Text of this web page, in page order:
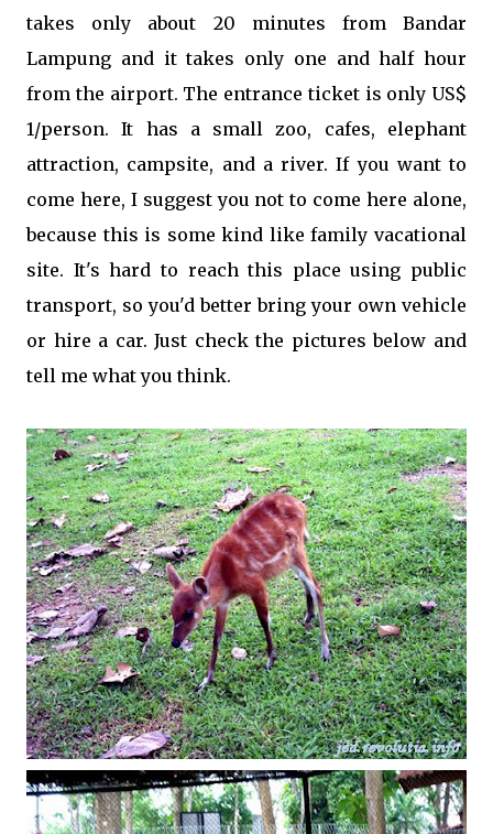
takes only about 20 minutes from Bandar
Lampung and it takes only one and half hour
from the airport. The entrance ticket is only US$
1/person. It has a small zoo, cafes, elephant
attraction, campsite, and a river. If you want to
come here, I suggest you not to come here alone,
because this is some kind like family vacational
site. It's hard to reach this place using public
transport, so you'd better bring your own vehicle
or hire a car. Just check the pictures below and
tell me what you think.